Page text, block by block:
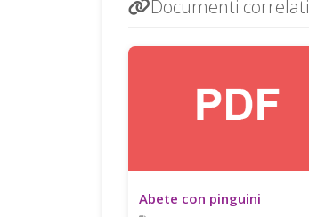
Documenti correlati
Abete con pinguini